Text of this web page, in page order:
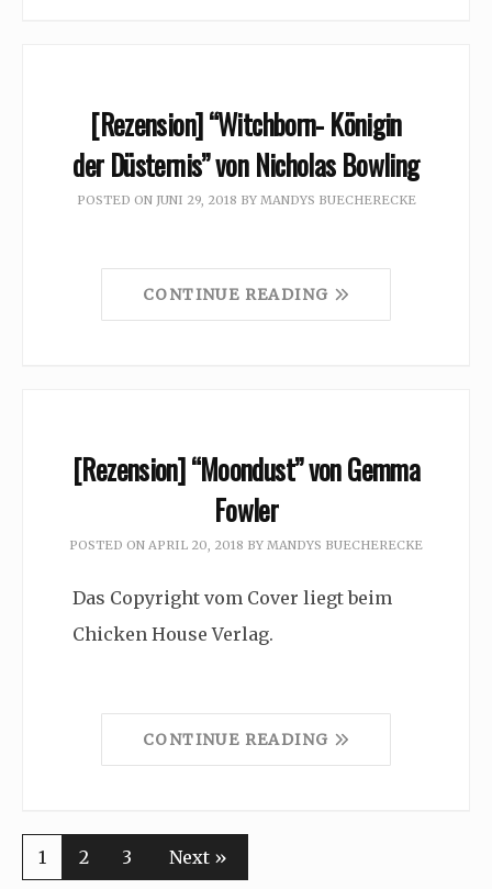
[Rezension] “Witchborn- Königin
der Düsternis” von Nicholas Bowling
POSTED ON JUNI 29, 2018 BY MANDYS BUECHERECKE
CONTINUE READING
[Rezension] “Moondust” von Gemma
Fowler
POSTED ON APRIL 20, 2018 BY MANDYS BUECHERECKE
Das Copyright vom Cover liegt beim
Chicken House Verlag.
CONTINUE READING
1 2 3 Next »